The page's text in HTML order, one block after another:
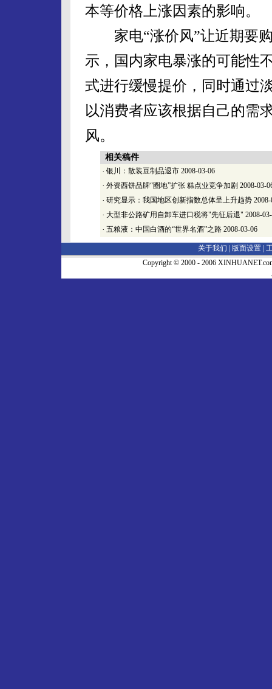
本等价格上涨因素的影响。
家电“涨价风”让近期要购
示，国内家电暴涨的可能性
式进行缓慢提价，同时通过
以消费者应该根据自己的需
风。
相关稿件
· 银川：散装豆制品退市 2008-03-06
· 外资西饼品牌“圈地”扩张 糕点业竞争加剧 2008-03-
· 研究显示：我国地区创新指数总体呈上升趋势
· 大型非公路矿用自卸车进口税将"先征后退" 2008-
· 五粮液：中国白酒的“世界名酒”之路 2008-03-06
关于我们 | 版面设置
Copyright © 2000 - 2006